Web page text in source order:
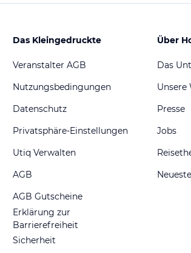
Das Kleingedruckte
Veranstalter AGB
Nutzungsbedingungen
Datenschutz
Privatsphäre-Einstellungen
Utiq Verwalten
AGB
AGB Gutscheine
Erklärung zur
Barrierefreiheit
Sicherheit
Über
Das
Unsere
Presse
Jobs